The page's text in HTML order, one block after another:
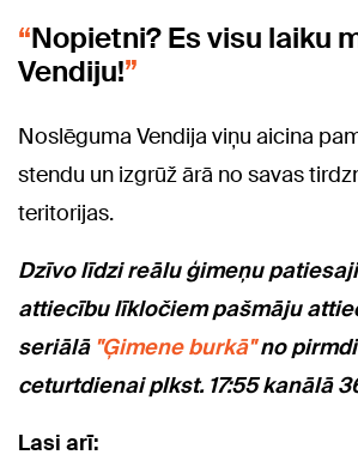
Nopietni? Es visu laiku
Vendiju!
Noslēguma Vendija viņu aicina
stendu un izgrūž ārā no savas
teritorijas.
Dzīvo līdzi reālu ģimeņu
attiecību līkločiem pašmāju
seriālā "Ģimene burkā"no
ceturtdienai plkst. 17:55 kanālā
Lasi arī: